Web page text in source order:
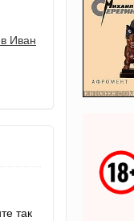
Иван
так